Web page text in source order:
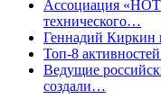
Ассоциация
технического…
Геннадий Киркин
Топ-8
Ведущие
создали…